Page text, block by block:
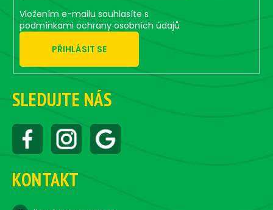
Vložením e-mailu souhlasíte s
podmínkami ochrany osobních údajů
PŘIHLÁSIT SE
SLEDUJTE NÁS
KONTAKT